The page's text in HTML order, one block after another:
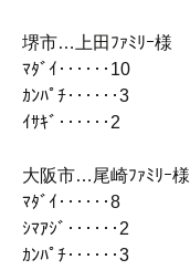
堺市…上田ﾌｧﾐﾘｰ様
ﾏﾀﾞｲ‥‥‥10
ｶﾝﾊﾟﾁ‥‥‥3
ｲｻｷﾞ‥‥‥2
大阪市…尾崎ﾌｧﾐﾘｰ様
ﾏﾀﾞｲ‥‥‥8
ｼﾏｱｼﾞ‥‥‥2
ｶﾝﾊﾟﾁ‥‥‥3